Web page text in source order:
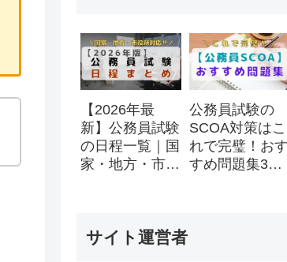
【2026年最
新】公務員試験
の日程一覧｜国
家・地方・市役
公務員試験の
SCOA対策はこ
れで完璧！おす
すめ問題集3
サイト運営者